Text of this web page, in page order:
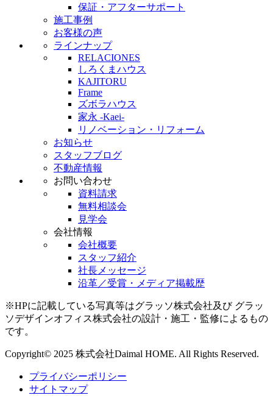
保証・アフターサポート
施工事例
お客様の声
ラインナップ
RELACIONES
しろくまハウス
KAJITORU
Frame
ズボラハウス
家永 -Kaei-
リノベーション・リフォーム
お知らせ
スタッフブログ
不動産情報
お問い合わせ
資料請求
無料相談会
見学会
会社情報
会社概要
スタッフ紹介
社長メッセージ
沿革／受賞・メディア掲載歴
※HPに記載している写真等はグラッソ株式会社及び グラッ
ソデザインオフィス株式会社の設計・施工・監修によるもの
です。
Copyright© 2025 株式会社Daimal HOME. All Rights Reserved.
プライバシーポリシー
サイトマップ